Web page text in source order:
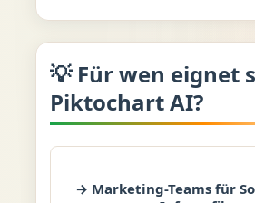
💡 Für wen eignet
Piktochart AI?
→ Marketing-Teams für